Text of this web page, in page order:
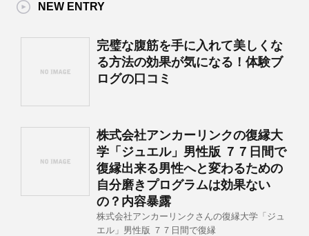
NEW ENTRY
完璧な腹筋を手に入れて美しくな
る方法の効果が気になる！体験ブ
ログの口コミ
株式会社アンカーリンクの復縁大
学「ジュエル」男性版 ７７日間で
復縁出来る男性へと変わるための
自分磨きプログラムは効果ない
の？内容暴露
株式会社アンカーリンクさんの復縁大学「ジュ
エル」男性版 ７７日間で復縁